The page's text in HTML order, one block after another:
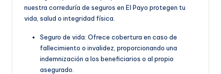
nuestra correduría de seguros en El Payo protegen tu
vida, salud o integridad física.
Seguro de vida: Ofrece cobertura en caso de
fallecimiento o invalidez, proporcionando una
indemnización a los beneficiarios o al propio
asegurado.